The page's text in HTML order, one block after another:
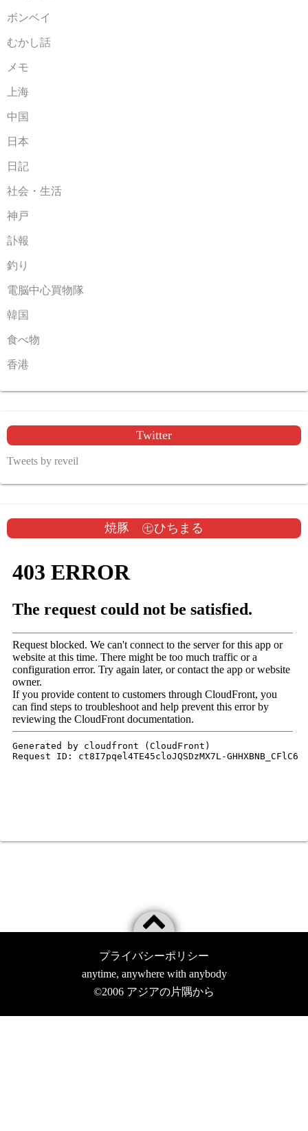
ボンベイ
むかし話
メモ
上海
中国
日本
日記
社会・生活
神戸
訃報
釣り
電脳中心買物隊
韓国
食べ物
香港
Twitter
Tweets by reveil
焼豚 ㊆ひちまる
プライバシーポリシー
anytime, anywhere with anybody
©2006 アジアの片隅から